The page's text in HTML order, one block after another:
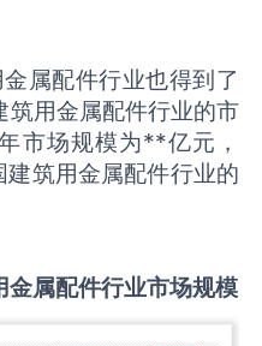
属配件行业也得到了
用金属配件行业的市
市场规模为**亿元，
筑用金属配件行业的
金属配件行业市场规模